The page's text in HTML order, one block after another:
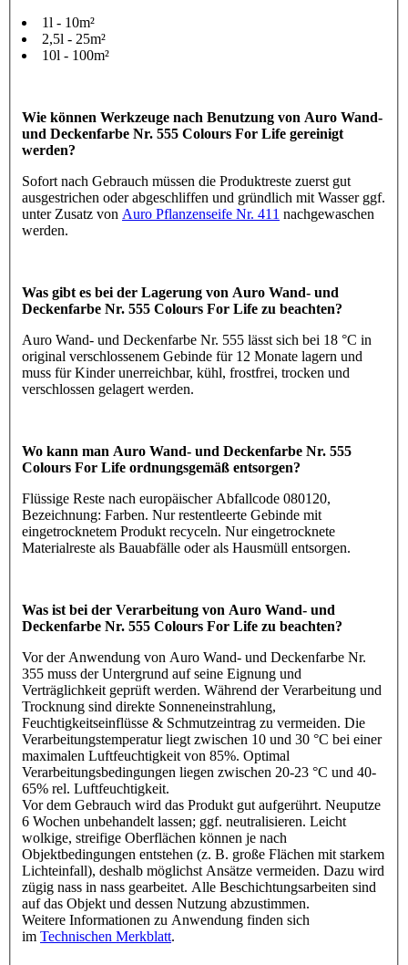
1l - 10m²
2,5l - 25m²
10l - 100m²
Wie können Werkzeuge nach Benutzung von Auro Wand-
und Deckenfarbe Nr. 555 Colours For Life gereinigt
werden?
Sofort nach Gebrauch müssen die Produktreste zuerst gut
ausgestrichen oder abgeschliffen und gründlich mit Wasser ggf.
unter Zusatz von Auro Pflanzenseife Nr. 411 nachgewaschen
werden.
Was gibt es bei der Lagerung von Auro Wand- und
Deckenfarbe Nr. 555 Colours For Life zu beachten?
Auro Wand- und Deckenfarbe Nr. 555 lässt sich bei 18 °C in
original verschlossenem Gebinde für 12 Monate lagern und
muss für Kinder unerreichbar, kühl, frostfrei, trocken und
verschlossen gelagert werden.
Wo kann man Auro Wand- und Deckenfarbe Nr. 555
Colours For Life ordnungsgemäß entsorgen?
Flüssige Reste nach europäischer Abfallcode 080120,
Bezeichnung: Farben. Nur restentleerte Gebinde mit
eingetrocknetem Produkt recyceln. Nur eingetrocknete
Materialreste als Bauabfälle oder als Hausmüll entsorgen.
Was ist bei der Verarbeitung von Auro Wand- und
Deckenfarbe Nr. 555 Colours For Life zu beachten?
Vor der Anwendung von Auro Wand- und Deckenfarbe Nr.
355 muss der Untergrund auf seine Eignung und
Verträglichkeit geprüft werden. Während der Verarbeitung und
Trocknung sind direkte Sonneneinstrahlung,
Feuchtigkeitseinflüsse & Schmutzeintrag zu vermeiden. Die
Verarbeitungstemperatur liegt zwischen 10 und 30 °C bei einer
maximalen Luftfeuchtigkeit von 85%. Optimal
Verarbeitungsbedingungen liegen zwischen 20-23 °C und 40-
65% rel. Luftfeuchtigkeit.
Vor dem Gebrauch wird das Produkt gut aufgerührt. Neuputze
6 Wochen unbehandelt lassen; ggf. neutralisieren. Leicht
wolkige, streifige Oberflächen können je nach
Objektbedingungen entstehen (z. B. große Flächen mit starkem
Lichteinfall), deshalb möglichst Ansätze vermeiden. Dazu wird
zügig nass in nass gearbeitet. Alle Beschichtungsarbeiten sind
auf das Objekt und dessen Nutzung abzustimmen.
Weitere Informationen zu Anwendung finden sich
im Technischen Merkblatt.